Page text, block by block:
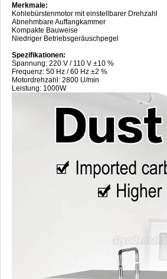
Merkmale:
Kohlebürstenmotor mit einstellbarer Drehzahl
Abnehmbare Auffangkammer
Kompakte Bauweise
Niedriger Betriebsgeräuschpegel
Spezifikationen:
Spannung: 220 V / 110 V ±10 %
Frequenz: 50 Hz / 60 Hz ±2 %
Motordrehzahl: 2800 U/min
Leistung: 1000W